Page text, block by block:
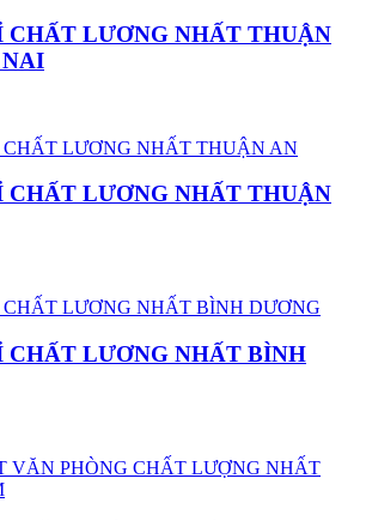
CHẤT LƯƠNG NHẤT THUẬN
CHẤT LƯƠNG NHẤT THUẬN
CHẤT LƯƠNG NHẤT BÌNH